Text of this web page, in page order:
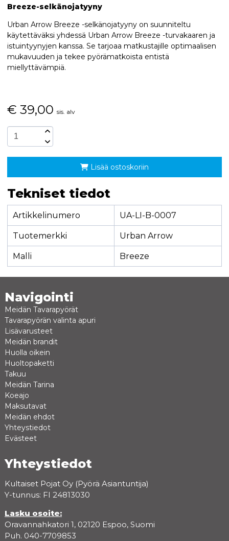
Breeze-selkänojatyyny
Urban Arrow Breeze -selkänojatyyny on suunniteltu
käytettäväksi yhdessä Urban Arrow Breeze -turvakaaren ja
istuintyynyjen kanssa. Se tarjoaa matkustajille optimaalisen
mukavuuden ja tekee pyörämatkoista entistä
miellyttävämpiä.
€ 39,00 sis. alv
Lisää ostoskoriin
Tekniset tiedot
Artikkelinumero UA-LI-B-0007
Tuotemerkki Urban Arrow
Malli Breeze
Navigointi
Meidän Tavarapyörät
Tavarapyörän valinta apuri
Lisävarusteet
Meidän brandit
Huolla oikein
Huoltopaketti
Takuu
Meidän Tarina
Koeajo
Maksutavat
Meidän ehdot
Yhteystiedot
Evästeet
Yhteystiedot
Kultaiset Pojat Oy (Pyörä Asiantuntija)
Y-tunnus: FI 24813030
Lasku osoite:
Oravannahkatori 1, 02120 Espoo, Suomi
Puh. 040-7709853